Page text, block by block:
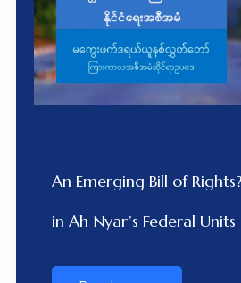
An Emerging Bill of
in Ah Nyar’s Federal Units